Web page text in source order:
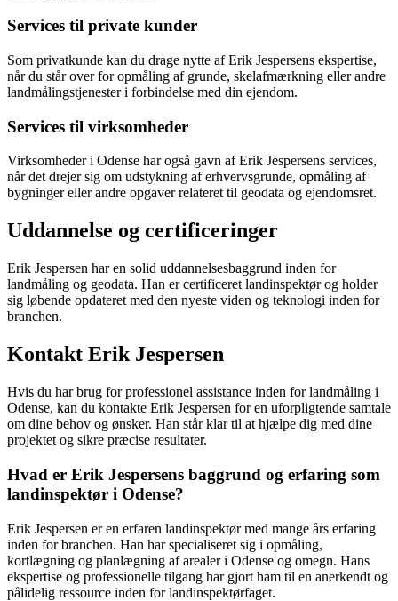
Services til private kunder
Som privatkunde kan du drage nytte af Erik Jespersens ekspertise,
når du står over for opmåling af grunde, skelafmærkning eller andre
landmålingstjenester i forbindelse med din ejendom.
Services til virksomheder
Virksomheder i Odense har også gavn af Erik Jespersens services,
når det drejer sig om udstykning af erhvervsgrunde, opmåling af
bygninger eller andre opgaver relateret til geodata og ejendomsret.
Uddannelse og certificeringer
Erik Jespersen har en solid uddannelsesbaggrund inden for
landmåling og geodata. Han er certificeret landinspektør og holder
sig løbende opdateret med den nyeste viden og teknologi inden for
branchen.
Kontakt Erik Jespersen
Hvis du har brug for professionel assistance inden for landmåling i
Odense, kan du kontakte Erik Jespersen for en uforpligtende samtale
om dine behov og ønsker. Han står klar til at hjælpe dig med dine
projektet og sikre præcise resultater.
Hvad er Erik Jespersens baggrund og erfaring som
landinspektør i Odense?
Erik Jespersen er en erfaren landinspektør med mange års erfaring
inden for branchen. Han har specialiseret sig i opmåling,
kortlægning og planlægning af arealer i Odense og omegn. Hans
ekspertise og professionelle tilgang har gjort ham til en anerkendt og
pålidelig ressource inden for landinspektørfaget.